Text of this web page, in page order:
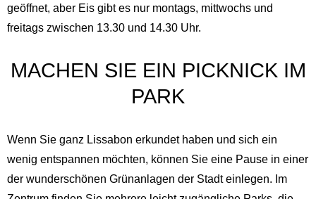
geöffnet, aber Eis gibt es nur montags, mittwochs und
freitags zwischen 13.30 und 14.30 Uhr.
MACHEN SIE EIN PICKNICK IM
PARK
Wenn Sie ganz Lissabon erkundet haben und sich ein
wenig entspannen möchten, können Sie eine Pause in einer
der wunderschönen Grünanlagen der Stadt einlegen. Im